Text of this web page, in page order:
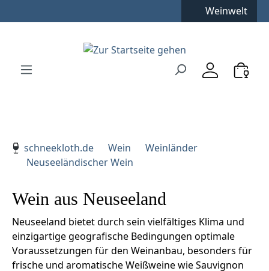
Zur Hauptnavigation springen
Weinwelt
schneekloth.de
Wein
Weinländer
Neuseeländischer Wein
Wein aus Neuseeland
Neuseeland bietet durch sein vielfältiges Klima und
einzigartige geografische Bedingungen optimale
Voraussetzungen für den Weinanbau, besonders für
frische und aromatische Weißweine wie Sauvignon